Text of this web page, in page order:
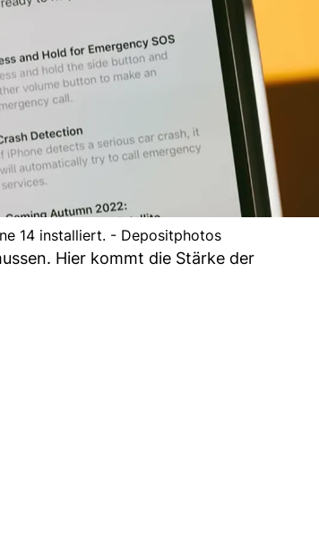
14 installiert. - Depositphotos
Hier kommt die Stärke der